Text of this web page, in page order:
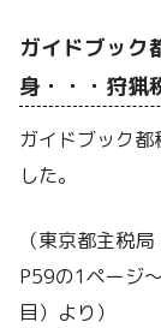
ガイドブック
身・・・狩猟
ガイドブック
した。
（東京都主税局
P59の1ページ
目）より）